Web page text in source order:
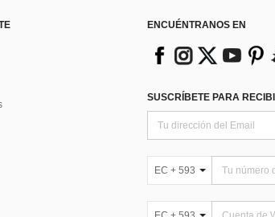
ENCUÉNTRANOS EN
SUSCRÍBETE PARA
EC + 593